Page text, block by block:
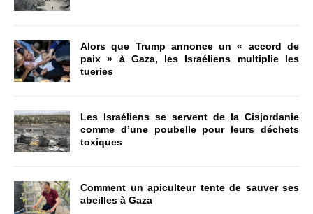
Alors que Trump annonce un « accord de
paix » à Gaza, les Israéliens multiplie les
tueries
Les Israéliens se servent de la Cisjordanie
comme d’une poubelle pour leurs déchets
toxiques
Comment un apiculteur tente de sauver ses
abeilles à Gaza